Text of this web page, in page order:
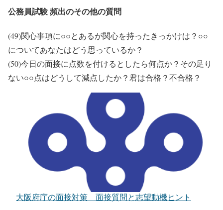
公務員試験 頻出のその他の質問
(49)関心事項に○○とあるが関心を持ったきっかけは？○○
についてあなたはどう思っているか？
(50)今日の面接に点数を付けるとしたら何点か？その足り
ない○○点はどうして減点したか？君は合格？不合格？
大阪府庁の面接対策 面接質問と志望動機ヒント